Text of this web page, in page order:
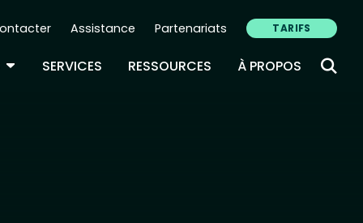
Navigation (FR)
Assistance Partenariats TARIFS
TOGGLE DROPDOWN
SERVICES RESSOURCES À PROPOS